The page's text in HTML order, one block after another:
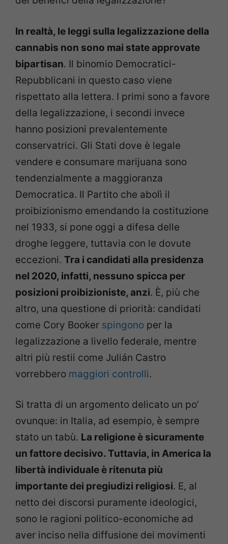
In realtà, le leggi sulla legalizzazione della
cannabis non sono mai state approvate
bipartisan. Il binomio Democratici-
Repubblicani in questo caso viene
rispettato alla lettera. I primi sono a favore
della legalizzazione, i secondi invece
hanno posizioni prevalentemente
conservatrici. Gli Stati dove è legale
vendere e consumare marijuana sono
tendenzialmente a maggioranza
Democratica. Il Partito che abolì il
proibizionismo emendando la costituzione
nel 1933, si pone oggi a difesa delle
droghe leggere, tuttavia con le dovute
eccezioni. Tra i candidati alla presidenza
nel 2020, infatti, nessuno spicca per
posizioni proibizioniste, anzi. È, più che
altro, una questione di priorità: candidati
come Cory Booker spingono per la
legalizzazione a livello federale, mentre
altri più restii come Julián Castro
vorrebbero maggiori controlli.
Si tratta di un argomento delicato un po’
ovunque: in Italia, ad esempio, è sempre
stato un tabù. La religione è sicuramente
un fattore decisivo. Tuttavia, in America la
libertà individuale è ritenuta più
importante dei pregiudizi religiosi. E, al
netto dei discorsi puramente ideologici,
sono le ragioni politico-economiche ad
aver inciso nella diffusione dei movimenti